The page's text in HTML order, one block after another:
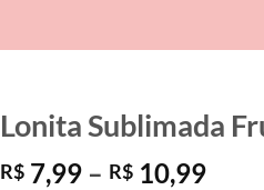
Lonita Sublimada
R$7,99 – R$10,99Faixa